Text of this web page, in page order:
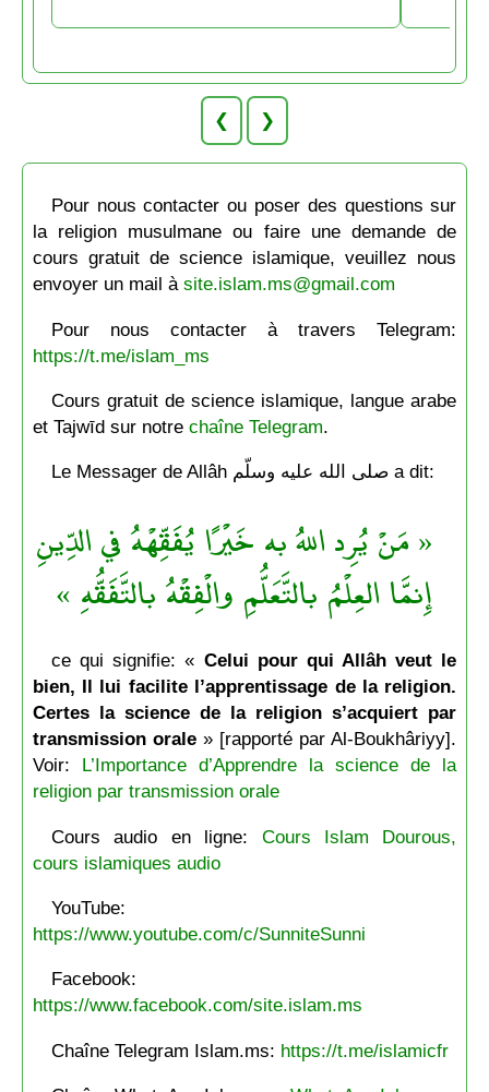
❮ ❯
Pour nous contacter ou poser des questions sur
la religion musulmane ou faire une demande de
cours gratuit de science islamique, veuillez nous
envoyer un mail à site.islam.ms@gmail.com
Pour nous contacter à travers Telegram:
https://t.me/islam_ms
Cours gratuit de science islamique, langue arabe
et Tajwīd sur notre chaîne Telegram.
Le Messager de Allâh صلى الله عليه وسلّم a dit:
« مَنْ يُرِد اللهُ به خَيْرًا يُفَقِّهْهُ في الدِّينِ
إِنمَّا العِلْمُ بالتَّعَلُّمِ والْفِقْهُ بالتَّفَقُّهِ »
ce qui signifie: « Celui pour qui Allâh veut le
bien, Il lui facilite l’apprentissage de la religion.
Certes la science de la religion s’acquiert par
transmission orale» [rapporté par Al-Boukhâriyy].
Voir: L’Importance d’Apprendre la science de la
religion par transmission orale
Cours audio en ligne: Cours Islam Dourous,
cours islamiques audio
YouTube:
https://www.youtube.com/c/SunniteSunni
Facebook:
https://www.facebook.com/site.islam.ms
Chaîne Telegram Islam.ms: https://t.me/islamicfr